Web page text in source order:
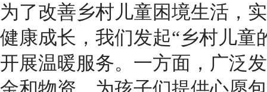
为了改善乡村儿童困境生活，
健康成长，我们发起“乡村儿童
开展温暖服务。一方面，广泛